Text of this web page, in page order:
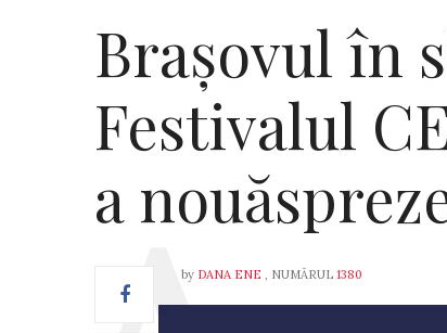
Brașovul în
Festivalul
a
by DANA ENE , NUMĂRUL 1380